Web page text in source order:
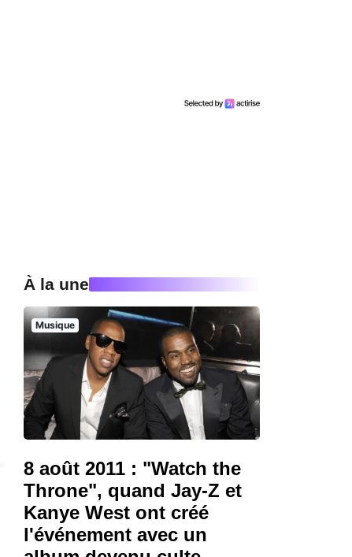
À la une
Musique
8 août 2011 : "Watch the
Throne", quand Jay-Z et
Kanye West ont créé
l'événement avec un